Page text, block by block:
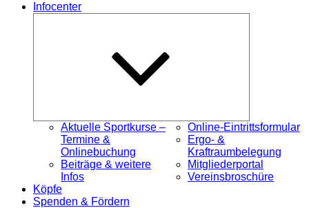
Infocenter
Aktuelle Sportkurse –
Termine &
Onlinebuchung
Beiträge & weitere
Infos
Online-Eintrittsformular
Ergo- &
Kraftraumbelegung
Mitgliederportal
Vereinsbroschüre
Köpfe
Spenden & Fördern